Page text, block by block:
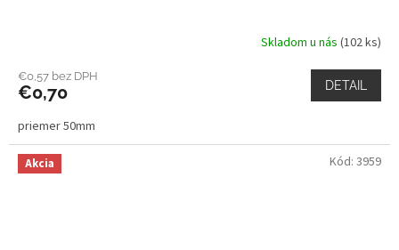
Skladom u nás (102 ks)
€0,57 bez DPH
€0,70 DETAIL
priemer 50mm
Akcia Kód: 3959